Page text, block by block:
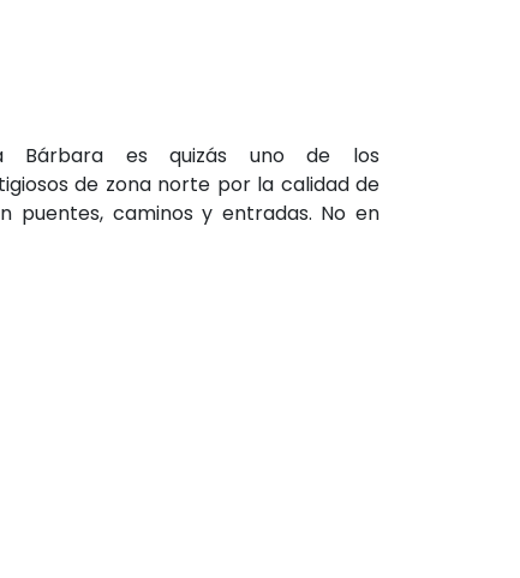
Bárbara es quizás uno de los
de zona norte por la calidad de
puentes, caminos y entradas. No en